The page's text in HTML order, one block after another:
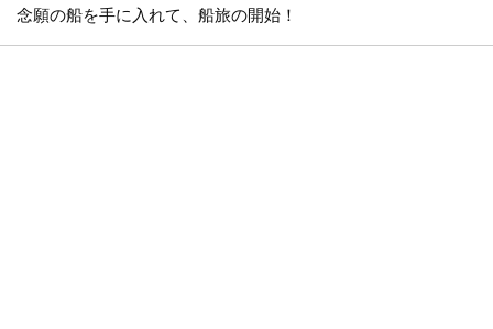
念願の船を手に入れて、船旅の開始！